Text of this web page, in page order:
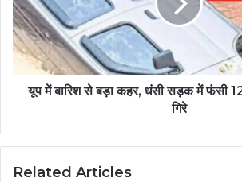
यूप में बारिश से बड़ा कहर, धंसी सड़क में फंसी
गिरे
Related Articles